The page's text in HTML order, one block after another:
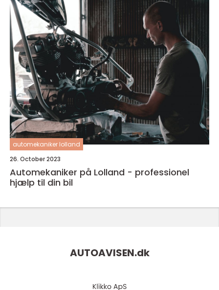
automekaniker lolland
26. October 2023
Automekaniker på Lolland - professionel
hjælp til din bil
AUTOAVISEN.dk